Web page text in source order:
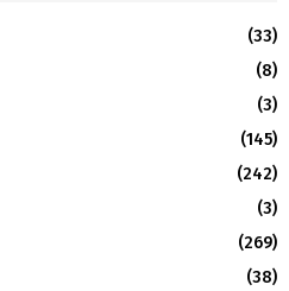
(33)
(8)
(3)
(145)
(242)
(3)
(269)
(38)